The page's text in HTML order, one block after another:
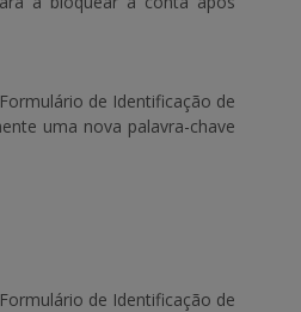
de Identificação de
uma nova palavra-chave
de Identificação de